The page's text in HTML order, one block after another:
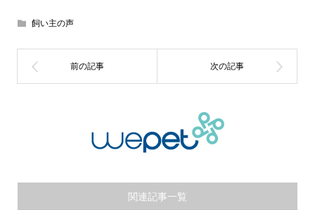
飼い主の声
関連記事一覧